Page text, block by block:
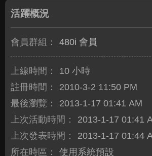
活躍概況
會員群組： 480i 會員
上線時間：
10 小時
註冊時間：
2010-3-2 11:50 PM
最後瀏覽：
2013-1-17 01:41 AM
上次活動時間：
2013-1-17 01:41
上次發表時間：
2013-1-17 01:44
所在時區：
使用系統預設